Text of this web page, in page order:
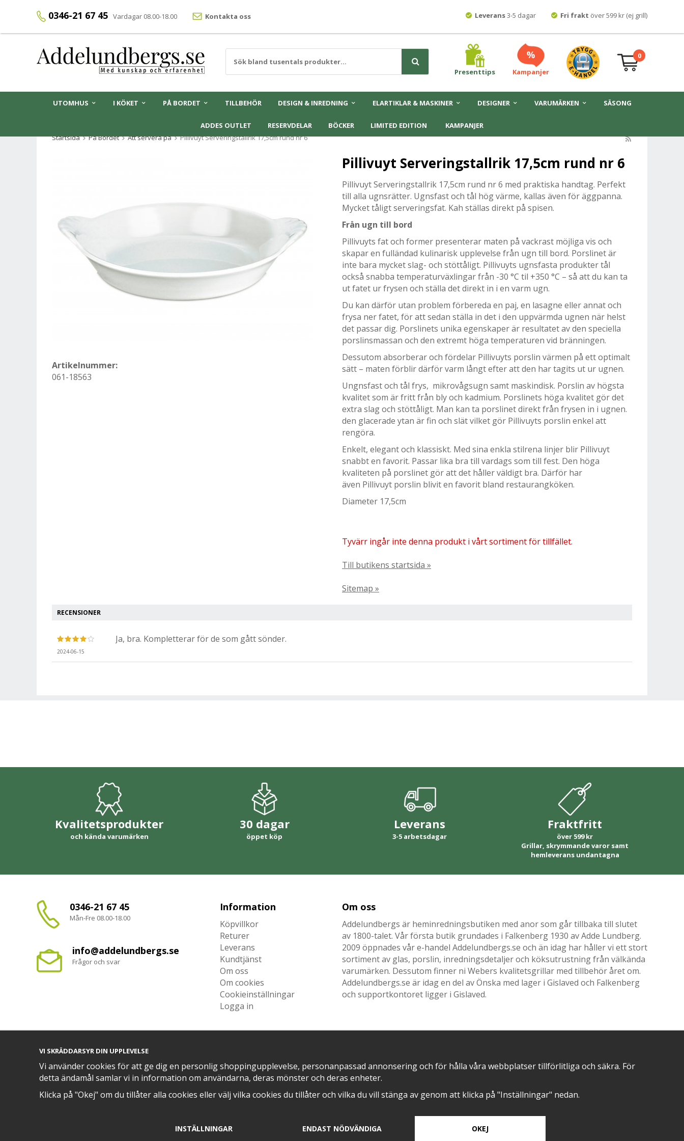
0346-21 67 45 Vardagar 08.00-18.00 Kontakta oss Leverans3-5 dagar Fri frakt över 599 kr (ej grill)
Presenttips Kampanjer
0
UTOMHUS I KÖKET PÅ BORDET TILLBEHÖR DESIGN & INREDNING ELARTIKLAR & MASKINER DESIGNER VARUMÄRKEN SÄSONG
ADDES OUTLET RESERVDELAR BÖCKER LIMITED EDITION
KAMPANJER
Startsida
På Bordet Att servera på Pillivuyt Serveringstallrik 17,5cm rund nr 6
Pillivuyt Serveringstallrik 17,5cm rund nr 6
Pillivuyt Serveringstallrik 17,5cm rund nr 6 med praktiska handtag. Perfekt
till alla ugnsrätter. Ugnsfast och tål hög värme, kallas även för äggpanna.
Mycket tåligt serveringsfat. Kah ställas direkt på spisen.
Från ugn till bord
Pillivuyts fat och former presenterar maten på vackrast möjliga vis och
skapar en fulländad kulinarisk upplevelse från ugn till bord. Porslinet är
inte bara mycket slag- och stöttåligt. Pillivuyts ugnsfasta produkter tål
också snabba temperaturväxlingar från -30 °C til +350 °C – så att du kan ta
ut fatet ur frysen och ställa det direkt in i en varm ugn.
Du kan därför utan problem förbereda en paj, en lasagne eller annat och
frysa ner fatet, för att sedan ställa in det i den uppvärmda ugnen när helst
det passar dig. Porslinets unika egenskaper är resultatet av den speciella
porslinsmassan och den extremt höga temperaturen vid bränningen.
Dessutom absorberar och fördelar Pillivuyts porslin värmen på ett optimalt
sätt – maten förblir därför varm långt efter att den har tagits ut ur ugnen.
Ungnsfast och tål frys, mikrovågsugn samt maskindisk. Porslin av högsta
kvalitet som är fritt från bly och kadmium. Porslinets höga kvalitet gör det
extra slag och stöttåligt. Man kan ta porslinet direkt från frysen in i ugnen.
den glacerade ytan är fin och slät vilket gör Pillivuyts porslin enkel att
rengöra.
Enkelt, elegant och klassiskt. Med sina enkla stilrena linjer blir Pillivuyt
snabbt en favorit. Passar lika bra till vardags som till fest. Den höga
kvaliteten på porslinet gör att det håller väldigt bra. Därför har
även Pillivuyt porslin blivit en favorit bland restaurangköken.
Diameter 17,5cm
Tyvärr ingår inte denna produkt i vårt sortiment för tillfället.
Till butikens startsida »
Sitemap »
Artikelnummer:
061-18563
RECENSIONER
2024-06-15
Ja, bra. Kompletterar för de som gått sönder.
Kvalitetsprodukter
och kända varumärken
30 dagar
öppet köp
Leverans
3-5 arbetsdagar
Fraktfritt
över 599 kr
Grillar, skrymmande varor samt
hemleverans undantagna
0346-21 67 45
Mån-Fre 08.00-18.00
info@addelundbergs.se
Frågor och svar
Information
Köpvillkor
Returer
Leverans
Kundtjänst
Om oss
Om cookies
Cookieinställningar
Logga in
Om oss
Addelundbergs är heminredningsbutiken med anor som går tillbaka till slutet
av 1800-talet. Vår första butik grundades i Falkenberg 1930 av Adde Lundberg.
2009 öppnades vår e-handel Addelundbergs.se och än idag har håller vi ett stort
sortiment av glas, porslin, inredningsdetaljer och köksutrustning från välkända
varumärken. Dessutom finner ni Webers kvalitetsgrillar med tillbehör året om.
Addelundbergs.se är idag en del av Önska med lager i Gislaved och Falkenberg
och supportkontoret ligger i Gislaved.
POSITIVA OMDÖMEN PÅ
VI SKRÄDDARSYR DIN UPPLEVELSE
Vi använder cookies för att ge dig en personlig shoppingupplevelse, personanpassad annonsering och för hålla våra webbplatser tillförlitliga och säkra. För
detta ändamål samlar vi in information om användarna, deras mönster och deras enheter.
Klicka på "Okej" om du tillåter alla cookies eller välj vilka cookies du tillåter och vilka du vill stänga av genom att klicka på "Inställningar" nedan.
INSTÄLLNINGAR ENDAST NÖDVÄNDIGA OKEJ